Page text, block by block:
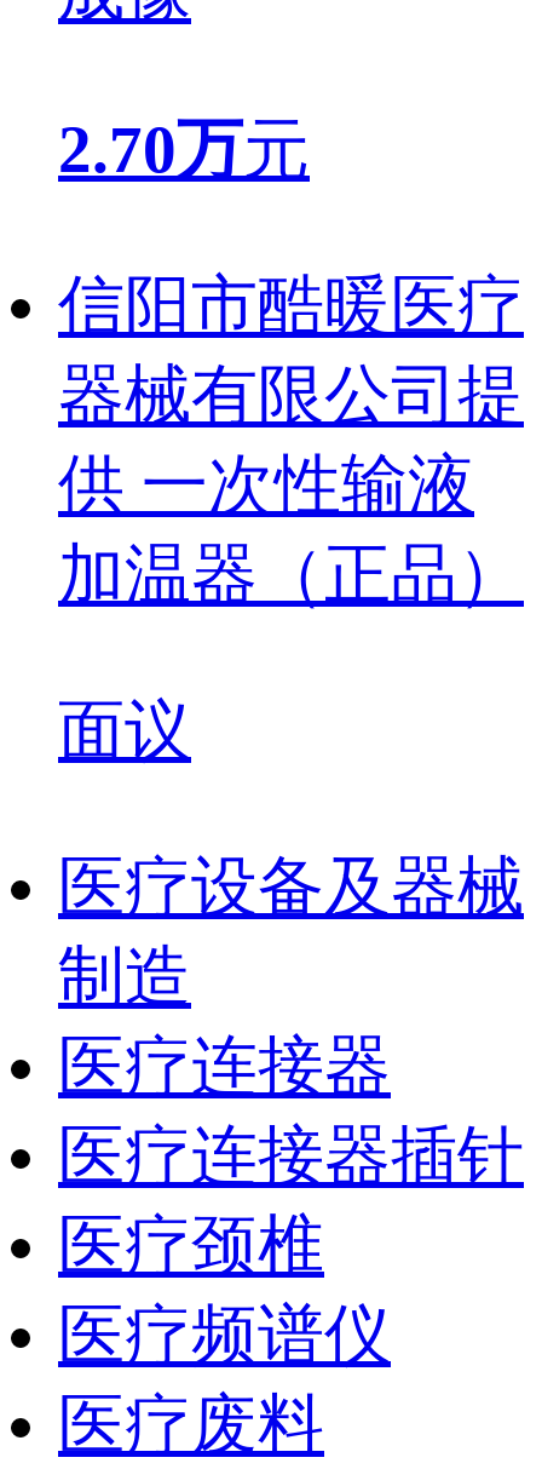
2.70万元
信阳市酷暖医疗
器械有限公司提
供 一次性输液
加温器（正品）
面议
医疗设备及器械
制造
医疗连接器
医疗连接器插针
医疗颈椎
医疗频谱仪
医疗废料